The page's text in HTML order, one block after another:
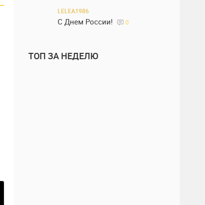
LELEA1986
С Днем России! 0
ТОП ЗА НЕДЕЛЮ